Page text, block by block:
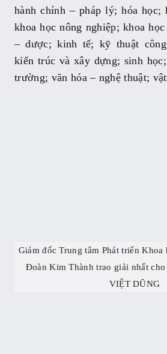
hành chính – pháp lý; hóa học;
khoa học nông nghiệp; khoa
– dược; kinh tế; kỹ thuật công
kiến trúc và xây dựng; sinh
trường; văn hóa – nghệ thuật;
Giám đốc Trung tâm Phát triển Khoa
Đoàn Kim Thành trao giải nhất
VIỆT DŨNG